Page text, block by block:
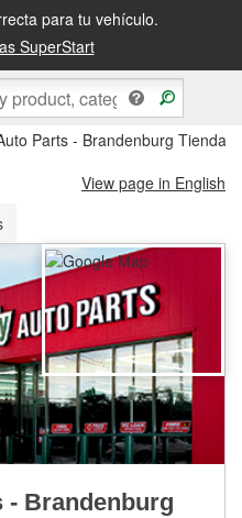
para tu vehículo.
SuperStart
o recógela en la tienda
Parts - Brandenburg Tienda
View page in English
- Brandenburg